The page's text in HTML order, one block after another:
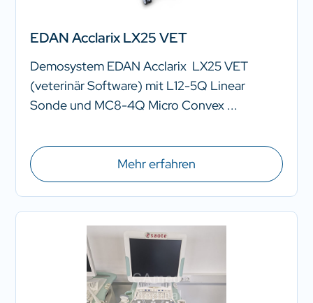
EDAN Acclarix LX25 VET
Demosystem EDAN Acclarix LX25 VET
(veterinär Software) mit L12-5Q Linear
Sonde und MC8-4Q Micro Convex ...
Mehr erfahren